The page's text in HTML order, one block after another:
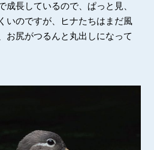
成長しているので、ぱっと見、
いのですが、ヒナたちはまだ風
お尻がつるんと丸出しになって